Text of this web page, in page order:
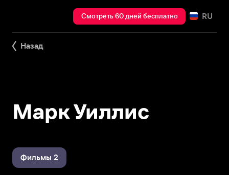
Смотреть 60 дней бесплатно RU
Назад
Марк Уиллис
Фильмы 2